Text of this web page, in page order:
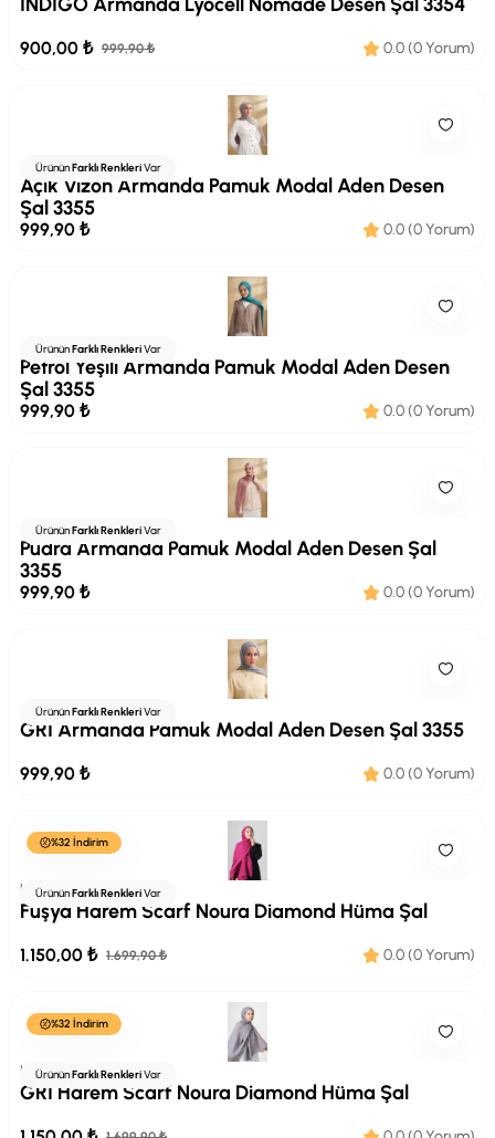
900,00 ₺ 999,90 ₺ 0.0 (0 Yorum)
ÜrününFarklı RenkleriVar
Armanda
Açık Vizon Armanda Pamuk Modal Aden Desen
Şal 3355
999,90 ₺ 0.0 (0 Yorum)
ÜrününFarklı RenkleriVar
Armanda
Petrol Yeşili Armanda Pamuk Modal Aden Desen
Şal 3355
999,90 ₺ 0.0 (0 Yorum)
ÜrününFarklı RenkleriVar
Armanda
Pudra Armanda Pamuk Modal Aden Desen Şal
3355
999,90 ₺ 0.0 (0 Yorum)
ÜrününFarklı RenkleriVar
Armanda
GRİ Armanda Pamuk Modal Aden Desen Şal 3355
999,90 ₺ 0.0 (0 Yorum)
%32 İndirim
ÜrününFarklı RenkleriVar
HAREMSCARF
Fuşya Harem Scarf Noura Diamond Hüma Şal
1.150,00 ₺ 1.699,90 ₺ 0.0 (0 Yorum)
%32 İndirim
ÜrününFarklı RenkleriVar
HAREMSCARF
GRİ Harem Scarf Noura Diamond Hüma Şal